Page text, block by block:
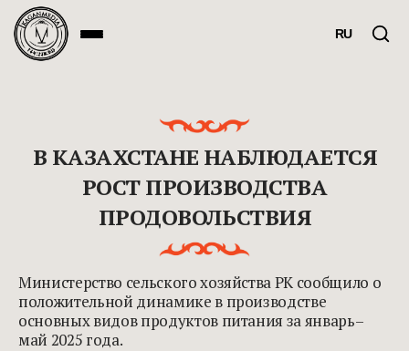
RU
В КАЗАХСТАНЕ НАБЛЮДАЕТСЯ
РОСТ ПРОИЗВОДСТВА
ПРОДОВОЛЬСТВИЯ
Министерство сельского хозяйства РК сообщило о
положительной динамике в производстве
основных видов продуктов питания за январь–
май 2025 года.